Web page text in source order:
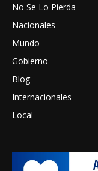
No Se Lo Pierda
Nacionales
Mundo
Gobierno
Blog
Internacionales
Local